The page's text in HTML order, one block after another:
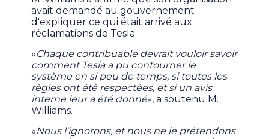
avait demandé au gouvernement
d'expliquer ce qui était arrivé aux
réclamations de Tesla.
«Chaque contribuable devrait vouloir savoir
comment Tesla a pu contourner le
système en si peu de temps, si toutes les
règles ont été respectées, et si un avis
interne leur a été donné», a soutenu M.
Williams.
«Nous l'ignorons, et nous ne le prétendons